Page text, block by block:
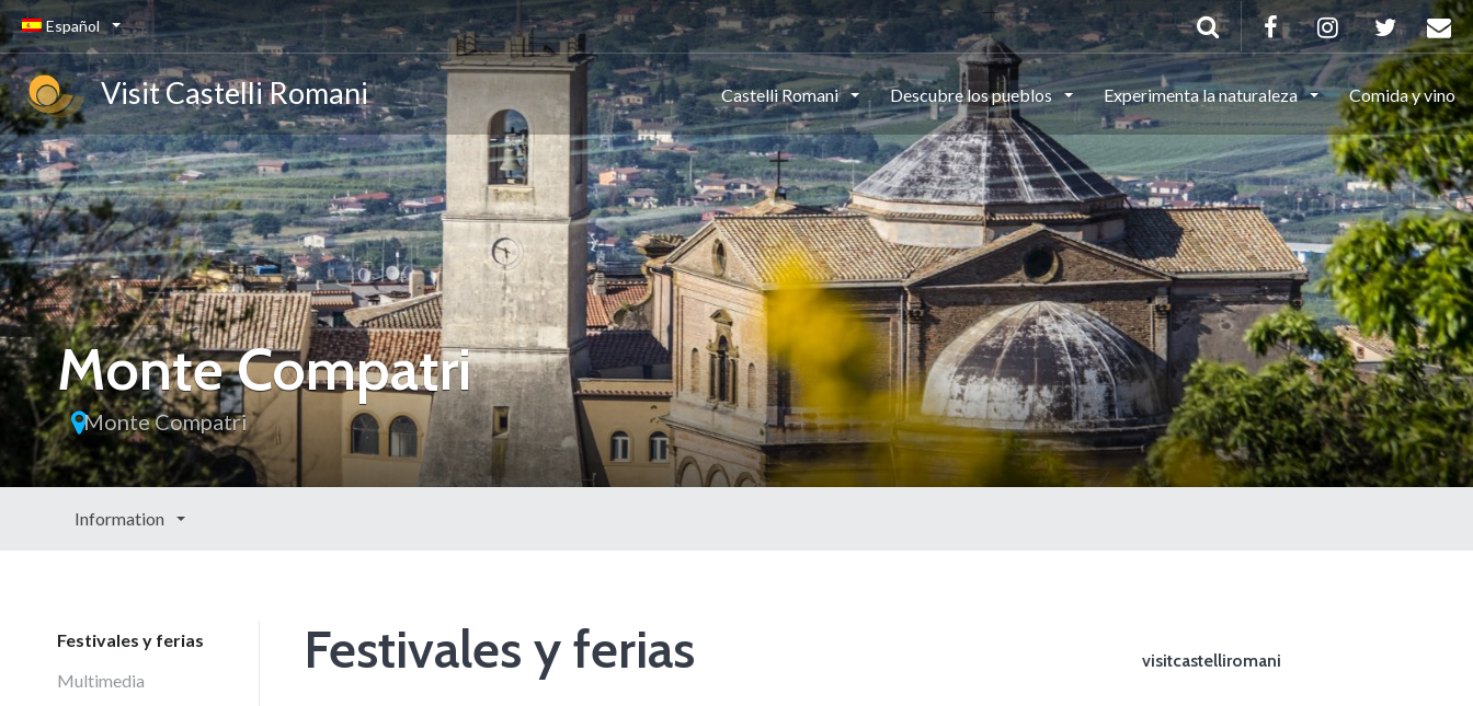
Español
Visit Castelli Romani Castelli Romani Descubre los pueblos Experimenta la naturaleza Comida y vino
Monte Compatri
Monte Compatri
Information
Festivales y ferias
Multimedia
Festivales y ferias visitcastelliromani